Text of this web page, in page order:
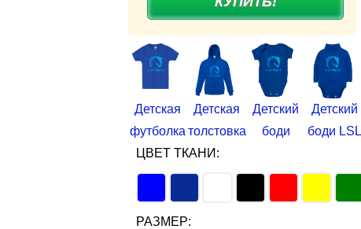
Детская
футболка
Детская
толстовка
Детский
боди
Детский
боди LSL
ЦВЕТ ТКАНИ:
РАЗМЕР: